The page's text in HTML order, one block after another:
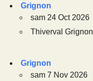
Grignon
sam 24 Oct 2026
Thiverval Grignon
Grignon
sam 7 Nov 2026